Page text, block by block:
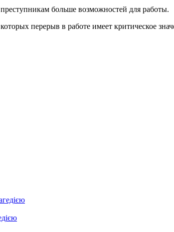
больше возможностей для работы.
перерыв в работе имеет критическое